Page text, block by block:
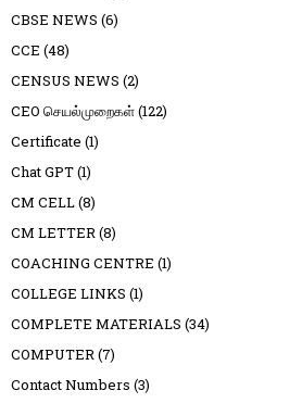
CBSE NEWS (6)
CCE (48)
CENSUS NEWS (2)
CEO செயல்முறைகள்(122)
Certificate (1)
Chat GPT(1)
CM CELL(8)
CM LETTER(8)
COACHING CENTRE (1)
COLLEGE LINKS (1)
COMPLETE MATERIALS (34)
COMPUTER(7)
Contact Numbers (3)